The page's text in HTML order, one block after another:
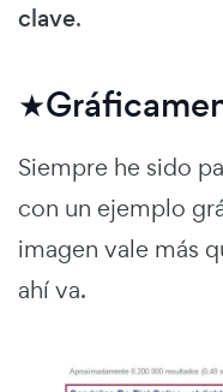
clave.
Siempre he sido
con un ejemplo
imagen vale más
ahí va.